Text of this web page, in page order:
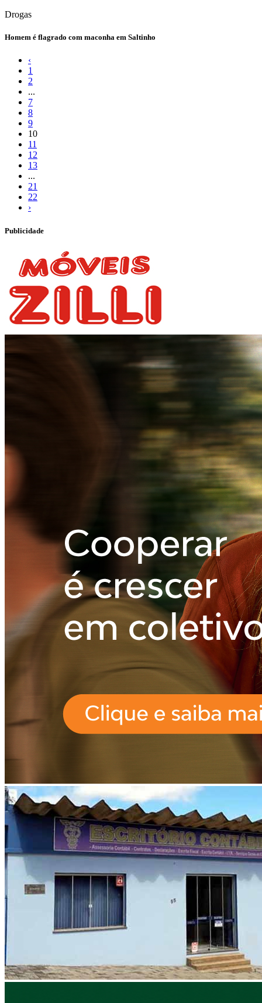
Drogas
​Homem é flagrado com maconha em Saltinho
‹
1
2
...
7
8
9
10
11
12
13
...
21
22
›
Publicidade